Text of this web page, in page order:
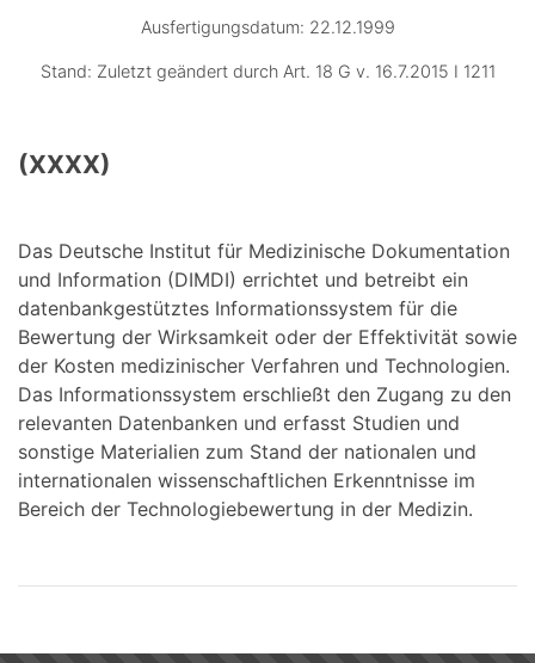
Ausfertigungsdatum: 22.12.1999
Stand: Zuletzt geändert durch Art. 18 G v. 16.7.2015 I 1211
(XXXX)
Das Deutsche Institut für Medizinische Dokumentation
und Information (DIMDI) errichtet und betreibt ein
datenbankgestütztes Informationssystem für die
Bewertung der Wirksamkeit oder der Effektivität sowie
der Kosten medizinischer Verfahren und Technologien.
Das Informationssystem erschließt den Zugang zu den
relevanten Datenbanken und erfasst Studien und
sonstige Materialien zum Stand der nationalen und
internationalen wissenschaftlichen Erkenntnisse im
Bereich der Technologiebewertung in der Medizin.